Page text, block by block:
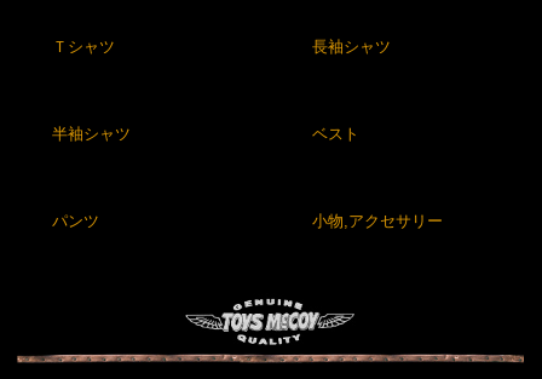
Ｔシャツ 長袖シャツ
半袖シャツ ベスト
パンツ 小物,アクセサリー